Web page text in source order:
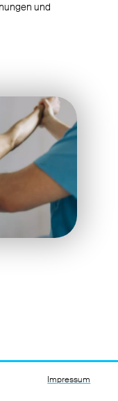
026 321 32 04
termin
News
und
Impressum